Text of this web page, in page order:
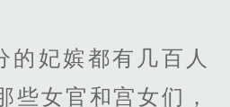
的妃嫔都有几百人
些女官和宫女们，